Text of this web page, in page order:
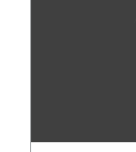
Parc
Ponçon au